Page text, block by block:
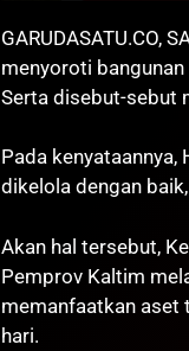
GARUDASATU.CO,
menyoroti
Serta disebut-sebut
Pada
dikelola dengan
Akan hal tersebut,
Pemprov Kaltim
memanfaatkan aset
hari.